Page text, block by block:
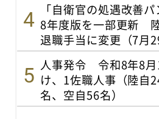
「自衛官の処遇改善
8年度版を一部更新
退職手当に変更（7月
人事発令 令和8年8月
け、1佐職人事（陸自
名、空自56名）